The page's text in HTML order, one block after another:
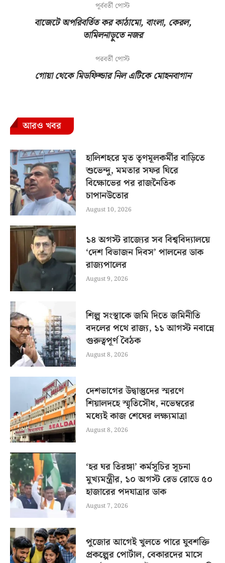
পূর্ববর্তী পোস্ট
বাজেটে অপরিবর্তিত কর কাঠামো, বাংলা, কেরল,
তামিলনাড়ুতে নজর
পরবর্তী পোস্ট
গোয়া থেকে মিডফিল্ডার নিল এটিকে মোহনবাগান
আরও খবর
হালিশহরে মৃত তৃণমূলকর্মীর বাড়িতে
শুভেন্দু, মমতার সফর ঘিরে
বিক্ষোভের পর রাজনৈতিক
চাপানউতোর
August 10, 2026
১৪ অগস্ট রাজ্যের সব বিশ্ববিদ্যালয়ে
‘দেশ বিভাজন দিবস’ পালনের ডাক
রাজ্যপালের
August 9, 2026
শিল্প সংস্থাকে জমি দিতে জমিনীতি
বদলের পথে রাজ্য, ১১ আগস্ট নবান্নে
গুরুত্বপূর্ণ বৈঠক
August 8, 2026
দেশভাগের উদ্বাস্তুদের স্মরণে
শিয়ালদহে স্মৃতিসৌধ, নভেম্বরের
মধ্যেই কাজ শেষের লক্ষ্যমাত্রা
August 8, 2026
‘হর ঘর তিরঙ্গা’ কর্মসূচির সূচনা
মুখ্যমন্ত্রীর, ১০ অগস্ট রেড রোডে ৫০
হাজারের পদযাত্রার ডাক
August 7, 2026
পুজোর আগেই খুলতে পারে যুবশক্তি
প্রকল্পের পোর্টাল, বেকারদের মাসে